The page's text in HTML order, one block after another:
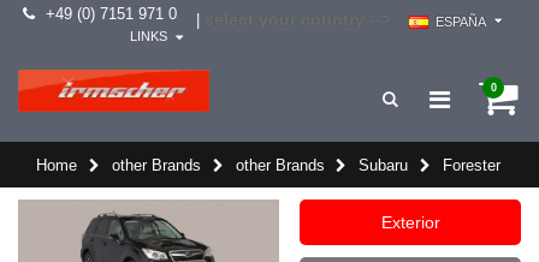
+49 (0) 7151 971 0
ESPAÑA
LINKS
0
Home other Brands other Brands Subaru Forester
Exterior